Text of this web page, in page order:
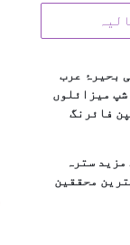
بحیرۂ عرب
میزائلوں
فائرنگ
سترہ
محققین